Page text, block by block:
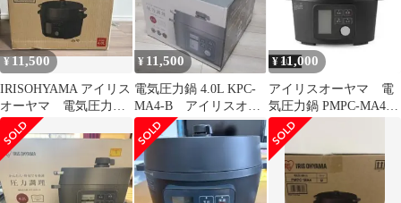
¥11,500
IRISOHYAMA アイリス
オーヤマ 電気圧力
鍋 PMPC-MA4 黒
¥ 11,500
電気圧力鍋 4.0L KPC-
MA4-B アイリスオー
ヤマ
¥11,000
アイリスオーヤマ 電
気圧力鍋 PMPC-MA4-B
4L ブラック